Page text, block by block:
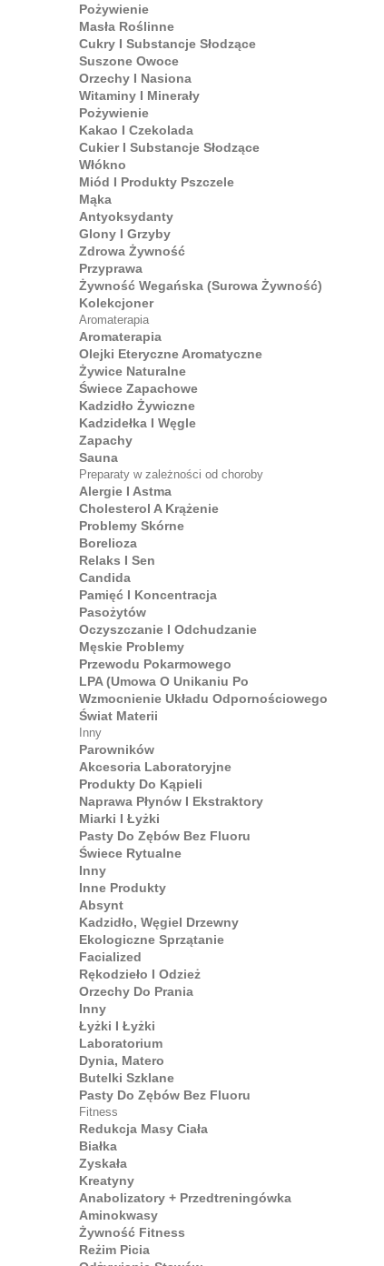
Pożywienie
Masła Roślinne
Cukry I Substancje Słodzące
Suszone Owoce
Orzechy I Nasiona
Witaminy I Minerały
Pożywienie
Kakao I Czekolada
Cukier I Substancje Słodzące
Włókno
Miód I Produkty Pszczele
Mąka
Antyoksydanty
Glony I Grzyby
Zdrowa Żywność
Przyprawa
Żywność Wegańska (surowa Żywność)
Kolekcjoner
Aromaterapia
Aromaterapia
Olejki Eteryczne Aromatyczne
Żywice Naturalne
Świece Zapachowe
Kadzidło Żywiczne
Kadzidełka I Węgle
Zapachy
Sauna
Preparaty w zależności od choroby
Alergie I Astma
Cholesterol A Krążenie
Problemy Skórne
Borelioza
Relaks I Sen
Candida
Pamięć I Koncentracja
Pasożytów
Oczyszczanie I Odchudzanie
Męskie Problemy
Przewodu Pokarmowego
LPA (umowa O Unikaniu Po
Wzmocnienie Układu Odpornościowego
Świat Materii
Inny
Parowników
Akcesoria Laboratoryjne
Produkty Do Kąpieli
Naprawa Płynów I Ekstraktory
Miarki I Łyżki
Pasty Do Zębów Bez Fluoru
Świece Rytualne
Inny
Inne Produkty
Absynt
Kadzidło, Węgiel Drzewny
Ekologiczne Sprzątanie
Facialized
Rękodzieło I Odzież
Orzechy Do Prania
Inny
Łyżki I Łyżki
Laboratorium
Dynia, Matero
Butelki Szklane
Pasty Do Zębów Bez Fluoru
Fitness
Redukcja Masy Ciała
Białka
Zyskała
Kreatyny
Anabolizatory + Przedtreningówka
Aminokwasy
Żywność Fitness
Reżim Picia